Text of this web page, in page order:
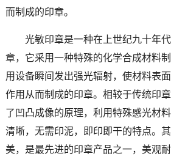
而制成的印章。
光敏印章是一种在上世纪九十年代
章，它采用一种特殊的化学合成材料
用设备瞬间发出强光辐射，使材料表
作用从而制成的印章。相较于传统印
了凹凸成像的原理，利用特殊感光材
清晰，无需印泥，即印即干的特点。
美，是最先进的印章产品之一，美观